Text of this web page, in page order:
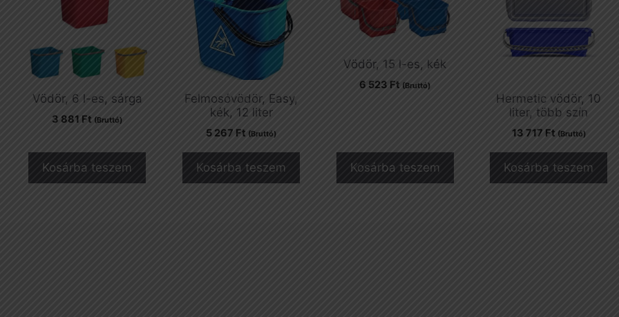
Vödör, 6 l-es, sárga
3 881 Ft (Bruttó)
Kosárba teszem
Felmosóvödör, Easy,
kék, 12 liter
5 267 Ft (Bruttó)
Kosárba teszem
Vödör, 15 l-es, kék
6 523 Ft (Bruttó)
Kosárba teszem
Hermetic vödör, 10
liter, több szín
13 717 Ft (Bruttó)
Kosárba teszem